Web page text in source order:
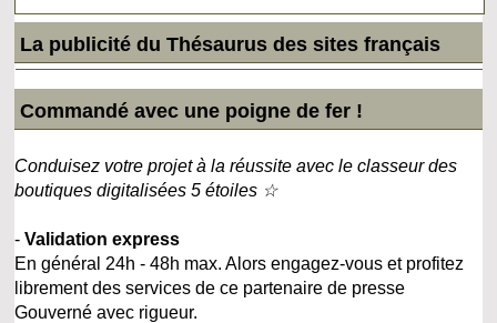
La publicité du Thésaurus des sites français
Commandé avec une poigne de fer !
Conduisez votre projet à la réussite avec le classeur des
boutiques digitalisées 5 étoiles ☆
-Validation express
En général 24h - 48h max. Alors engagez-vous et profitez
librement des services de ce partenaire de presse
Gouverné avec rigueur.